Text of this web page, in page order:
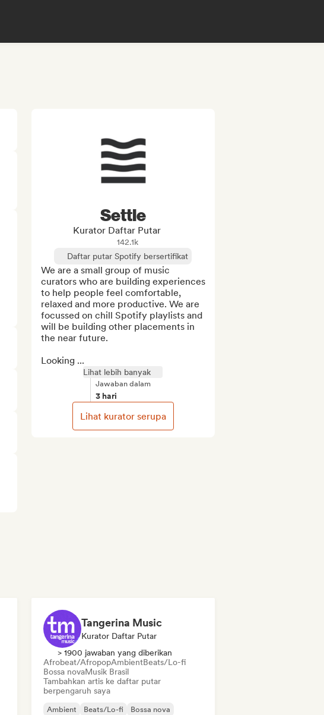
Settle
Kurator Daftar Putar
142.1k
Daftar putar Spotify bersertifikat
We are a small group of music
curators who are building experiences
to help people feel comfortable,
relaxed and more productive. We are
focussed on chill Spotify playlists and
will be building other placements in
the near future.
Looking ...
Lihat lebih banyak
Jawaban dalam
3 hari
Lihat kurator serupa
Tangerina Music
Kurator Daftar Putar
> 1900 jawaban yang diberikan
Afrobeat/AfropopAmbientBeats/Lo-fi
Bossa novaMusik Brasil
Tambahkan artis ke daftar putar
berpengaruh saya
Ambient Beats/Lo-fi
Bossa nova